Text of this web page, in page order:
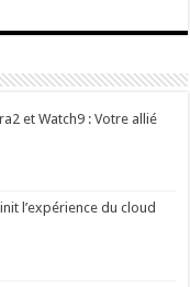
et Watch9 : Votre allié
l’expérience du cloud